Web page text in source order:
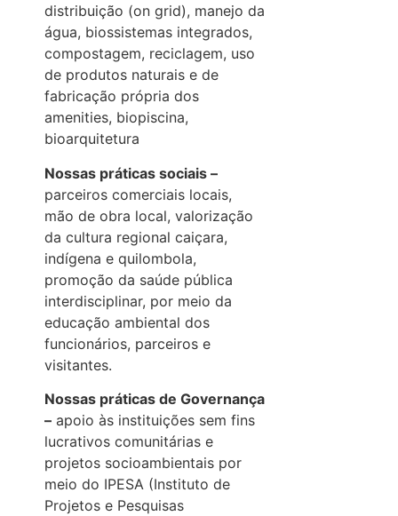
distribuição (on grid), manejo da
água, biossistemas integrados,
compostagem, reciclagem, uso
de produtos naturais e de
fabricação própria dos
amenities, biopiscina,
bioarquitetura
Nossas práticas sociais –
parceiros comerciais locais,
mão de obra local, valorização
da cultura regional caiçara,
indígena e quilombola,
promoção da saúde pública
interdisciplinar, por meio da
educação ambiental dos
funcionários, parceiros e
visitantes.
Nossas práticas de Governança
– apoio às instituições sem fins
lucrativos comunitárias e
projetos socioambientais por
meio do IPESA (Instituto de
Projetos e Pesquisas